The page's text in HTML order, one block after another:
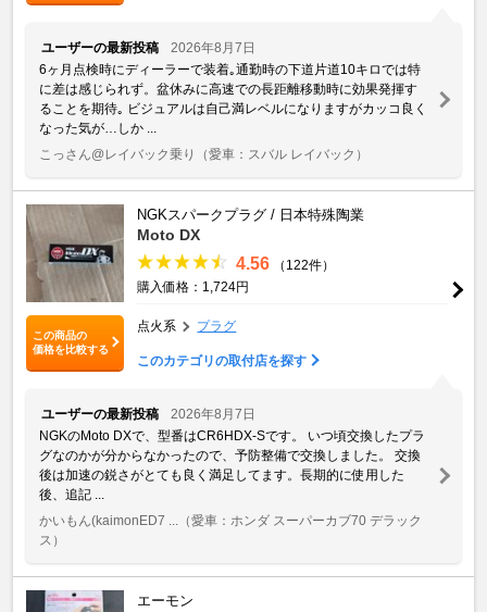
ユーザーの最新投稿
2026年8月7日
6ヶ月点検時にディーラーで装着｡通勤時の下道片道10キロでは特
に差は感じられず。盆休みに高速での長距離移動時に効果発揮す
ることを期待｡ ビジュアルは自己満レベルになりますがカッコ良く
なった気が…しか ...
こっさん@レイバック乗り
（愛車：スバル レイバック）
この商品の
価格を比較する
NGKスパークプラグ / 日本特殊陶業
Moto DX
4.56
（122件）
購入価格：1,724円
点火系 プラグ
このカテゴリの取付店を探す
ユーザーの最新投稿
2026年8月7日
NGKのMoto DXで、型番はCR6HDX-Sです。 いつ頃交換したプラ
グなのかが分からなかったので、予防整備で交換しました。 交換
後は加速の鋭さがとても良く満足してます。長期的に使用した
後、追記 ...
かいもん(kaimonED7 ...
（愛車：ホンダ スーパーカブ70 デラック
ス）
エーモン